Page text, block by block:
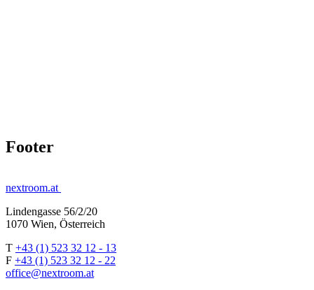
Footer
nextroom.at
Lindengasse 56/2/20
1070 Wien, Österreich
T +43 (1) 523 32 12 - 13
F +43 (1) 523 32 12 - 22
office@nextroom.at